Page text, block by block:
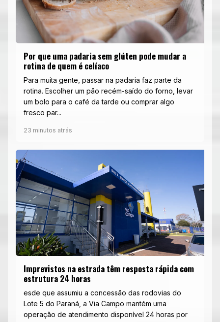
Por que uma padaria sem glúten pode mudar a
rotina de quem é celíaco
Para muita gente, passar na padaria faz parte da
rotina. Escolher um pão recém-saído do forno, levar
um bolo para o café da tarde ou comprar algo
fresco par...
23 minutos atrás
Imprevistos na estrada têm resposta rápida com
estrutura 24 horas
esde que assumiu a concessão das rodovias do
Lote 5 do Paraná, a Via Campo mantém uma
operação de atendimento disponível 24 horas por